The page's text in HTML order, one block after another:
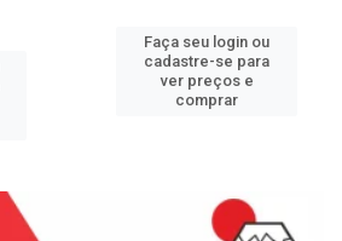
Faça seu login ou
cadastre-se para
ver preços e
comprar